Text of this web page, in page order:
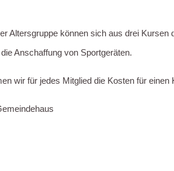
Altersgruppe können sich aus drei
Anschaffung von Sportgeräten.
wir für jedes Mitglied die Kosten für einen